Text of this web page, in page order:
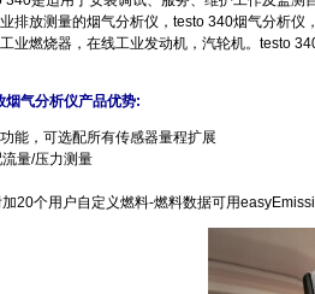
排放测量的烟气分析仪，testo 340烟气分析
业燃烧器，在线工业发动机，汽轮机。testo
气分析仪产品优势:
能，可选配所有传感器量程扩展
量/压力测量
20个用户自定义燃料-燃料数据可用